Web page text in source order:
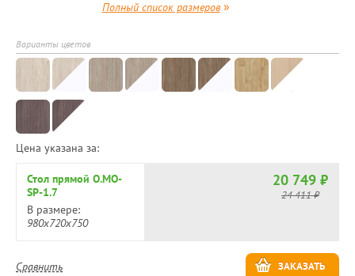
Полный список размеров»
Варианты цветов
Цена указана за:
Стол прямой O.MO-
SP-1.7
В размере:
980х720х750
20 749 ₽
24 411 ₽
ЗАКАЗАТЬ
Сравнить